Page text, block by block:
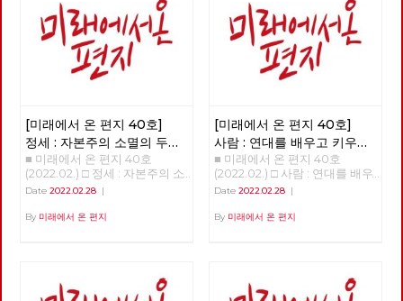
[미래에서 온 편지 40호]
정세 : 자본주의 소멸의 두
가지 요인
■ 미래에서 온 편지 40호
(2022.02.) □ 정세 : 자본주의 소
멸의 두 가지 요인 - 30년 만에
>>>>>> 업로드 준비중 <<<<<<
Date 2022.02.28 |
By 미래에서 온 편지
[미래에서 온 편지 40호]
사람 : 연대를 배우고 키우는
해고노동자, 방영환
■ 미래에서 온 편지 40호
(2022.02.) □ 사람 : 연대를 배우
고 키우는 해고노동자, 방영환
Date 2022.02.28|
By 미래에서 온 편지